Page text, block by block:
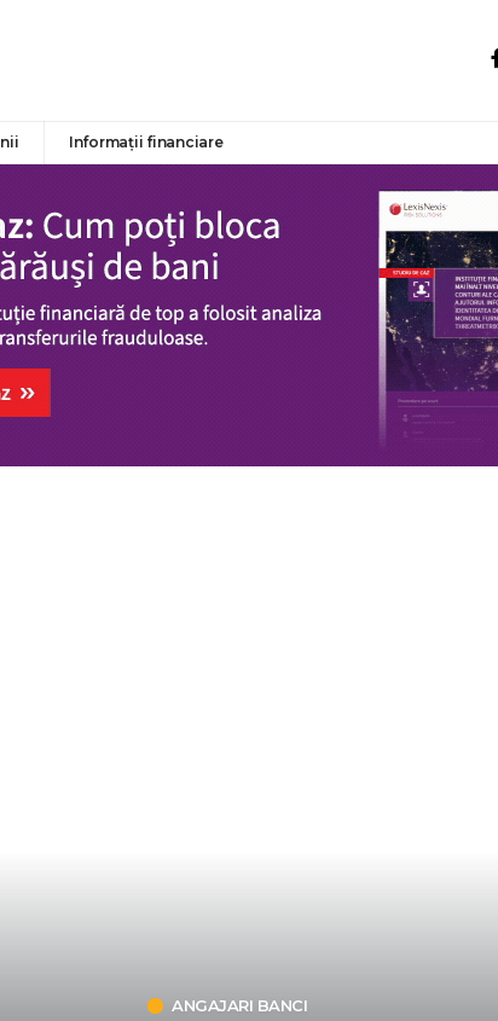
Informații financiare
ANGAJARI BANCI